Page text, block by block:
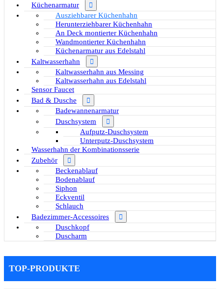
Küchenarmatur
Ausziehbarer Küchenhahn
Herunterziehbarer Küchenhahn
An Deck montierter Küchenhahn
Wandmontierter Küchenhahn
Küchenarmatur aus Edelstahl
Kaltwasserhahn
Kaltwasserhahn aus Messing
Kaltwasserhahn aus Edelstahl
Sensor Faucet
Bad & Dusche
Badewannenarmatur
Duschsystem
Aufputz-Duschsystem
Unterputz-Duschsystem
Wasserhahn der Kombinationsserie
Zubehör
Beckenablauf
Bodenablauf
Siphon
Eckventil
Schlauch
Badezimmer-Accessoires
Duschkopf
Duscharm
TOP-PRODUKTE